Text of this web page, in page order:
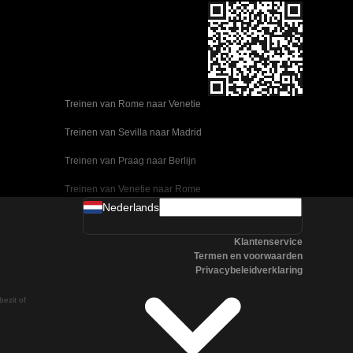
Treinen van Rome naar Venetie
Treinen van Sevilla naar Madrid
Treinen van Praag naar Berlijn
Treinen van Venetie naar Rome
Treinen van Ulsan naar Seoel
Treinen van Seoel naar Changwon
Treinen van Praag naar Boedapest
Treinen van Oslo naar Stockholm
of
Nederlands
Klantenservice
Termen en voorwaarden
Privacybeleidverklaring